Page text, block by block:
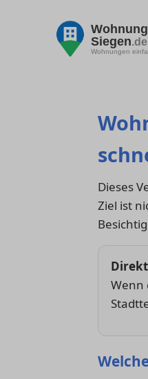
Siegen.de
Wohnungen
Dieses
Ziel ist
Wenn